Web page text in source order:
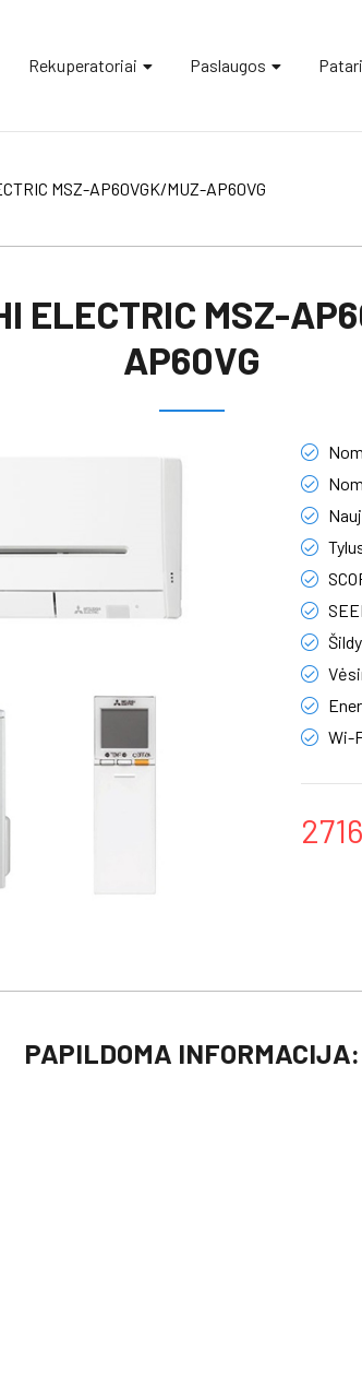
Rekuperatoriai Paslaugos
MSZ-AP60VGK/MUZ-AP60VG
ELECTRIC MSZ-
AP60VG
Wi-
PAPILDOMA INFORMACIJA: